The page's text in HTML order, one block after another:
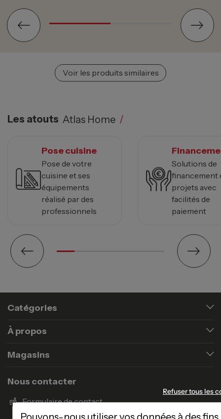
Voir les produits similaires
Les atouts Atlas Home /
Pose cuisine
Pose de votre
cuisine et ses
équipements
réalisé par des
professionnels
Solutions de
financement
projets avec
facilités de
paiement
Catégories
À propos
Magasins
Nous contacter
Formulaire de contact
Refuser tous les